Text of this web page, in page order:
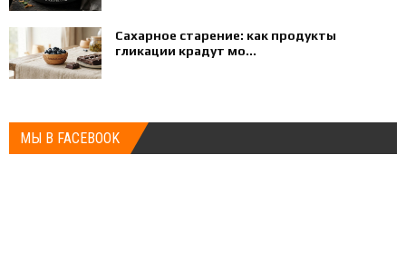
Сахарное старение: как продукты
гликации крадут мо...
МЫ В FACEBOOK